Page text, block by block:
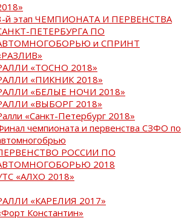
й этап ЧЕМПИОНАТА И ПЕРВЕНСТВА
ПЕТЕРБУРГА ПО
и СПРИНТ
«ТОСНО 2018»
«ПИКНИК 2018»
«БЕЛЫЕ НОЧИ 2018»
«ВЫБОРГ 2018»
«Санкт-Петербург 2018»
чемпионата и первенства СЗФО по
РОССИИ ПО
2018
«АЛХО 2018»
«КАРЕЛИЯ 2017»
Константин»